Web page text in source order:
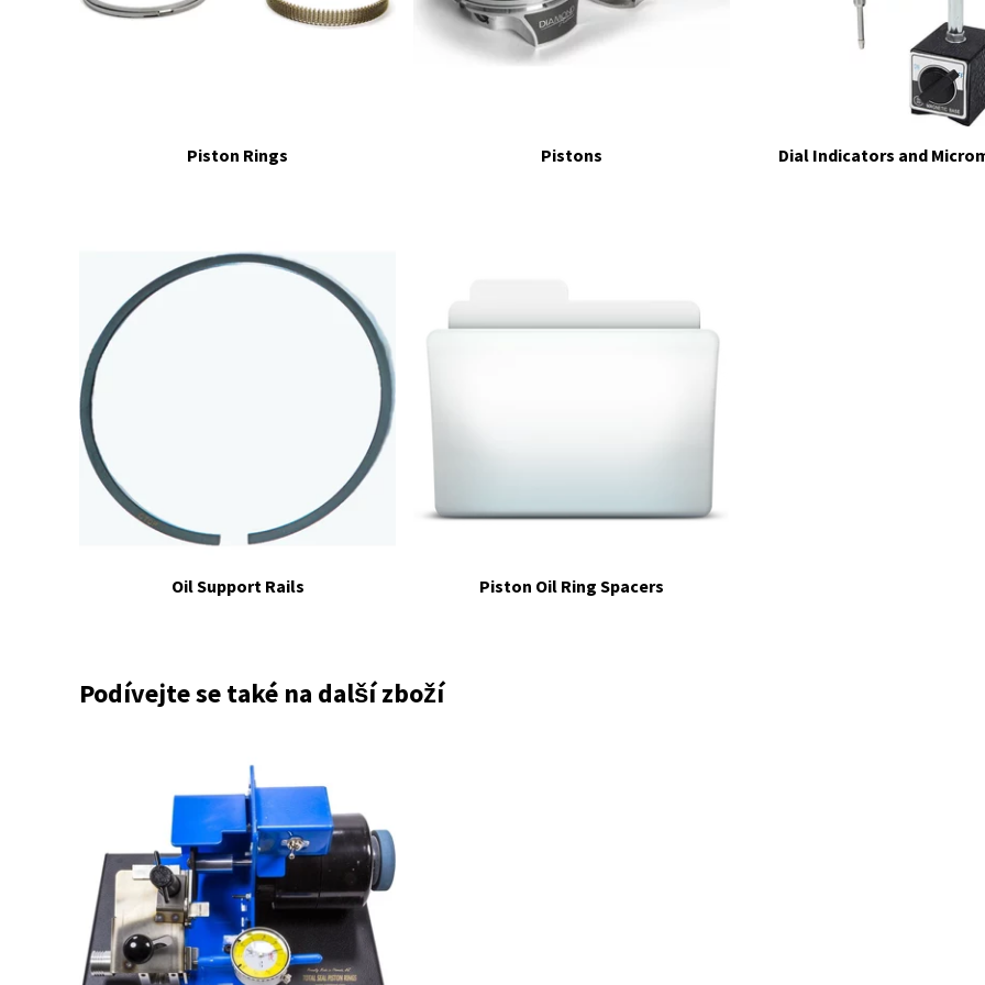
Piston Rings Pistons Dial Indicators and
Oil Support Rails Piston Oil Ring Spacers
Podívejte se také na další zboží